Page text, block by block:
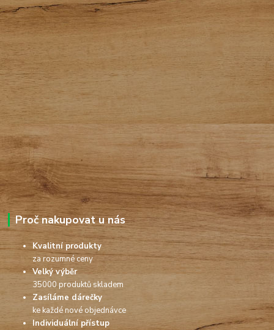
Proč nakupovat u nás
Kvalitní produkty
za rozumné ceny
Velký výběr
35000 produktů skladem
Zasíláme dárečky
ke každé nové objednávce
Individuální přístup